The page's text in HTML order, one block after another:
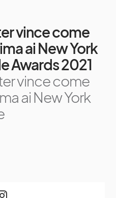
vince come
ai New York
Awards 2021
vince come
ai New York